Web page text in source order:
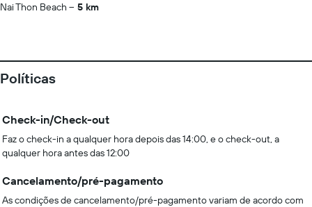
Nai Thon Beach
5 km
Políticas
Check-in/Check-out
Faz o check-in a qualquer hora depois das 14:00, e o check-out, a
qualquer hora antes das 12:00
Cancelamento/pré-pagamento
As condições de cancelamento/pré-pagamento variam de acordo com